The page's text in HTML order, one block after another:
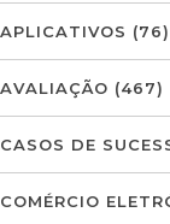
APLICATIVOS (76)
AVALIAÇÃO (467)
CASOS DE
COMÉRCIO